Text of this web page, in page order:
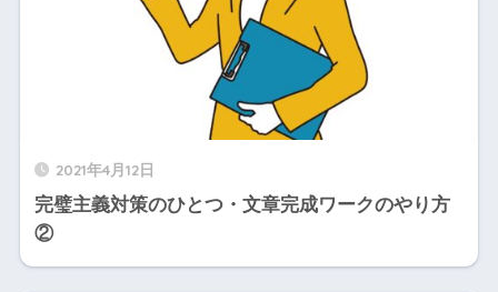
2021年4月12日
完璧主義対策のひとつ・文章完成ワークのやり方
②